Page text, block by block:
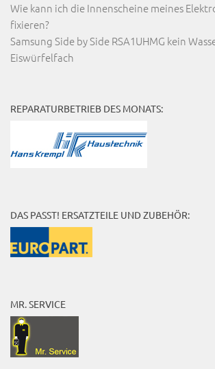
Wie kann ich die Innenscheine meines
fixieren?
Samsung Side by Side RSA1UHMG kein
Eiswürfelfach
REPARATURBETRIEB DES MONATS:
DAS PASST! ERSATZTEILE UND ZUBEHÖR:
MR. SERVICE